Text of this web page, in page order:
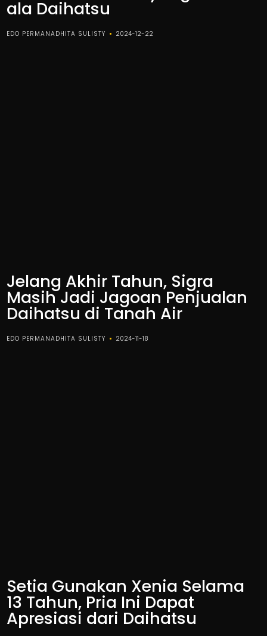
ala Daihatsu
EDO PERMANADHITA SULISTY 2024-12-22
Jelang Akhir Tahun, Sigra
Masih Jadi Jagoan Penjualan
Daihatsu di Tanah Air
EDO PERMANADHITA SULISTY 2024-11-18
Setia Gunakan Xenia Selama
13 Tahun, Pria Ini Dapat
Apresiasi dari Daihatsu